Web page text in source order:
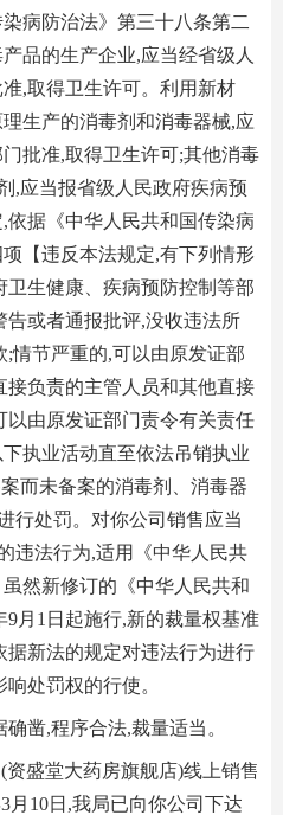
病防治法》第三十八条第二
品的生产企业,应当经省级人
,取得卫生许可。利用新材
生产的消毒剂和消毒器械,应
批准,取得卫生许可;其他消毒
,应当报省级人民政府疾病预
依据《中华人民共和国传染病
【违反本法规定,有下列情形
生健康、疾病预防控制等部
告或者通报批评,没收违法所
情节严重的,可以由原发证部
接负责的主管人员和其他直接
由原发证部门责令有关责任
执业活动直至依法吊销执业
而未备案的消毒剂、消毒器
行处罚。对你公司销售应当
违法行为,适用《中华人民共
然新修订的《中华人民共和
9月1日起施行,新的裁量权基准
据新法的规定对违法行为进行
处罚权的行使。
凿,程序合法,裁量适当。
资盛堂大药房旗舰店)线上销售
月10日,我局已向你公司下达